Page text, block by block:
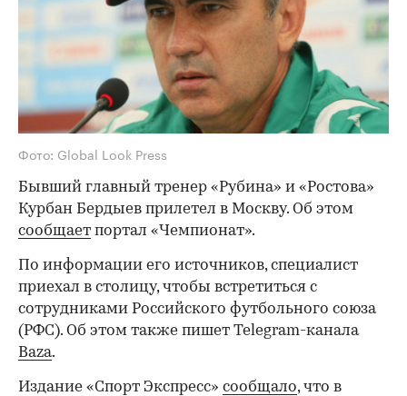
Фото: Global Look Press
Бывший главный тренер «Рубина» и «Ростова»
Курбан Бердыев прилетел в Москву. Об этом
сообщает портал «Чемпионат».
По информации его источников, специалист
приехал в столицу, чтобы встретиться с
сотрудниками Российского футбольного союза
(РФС). Об этом также пишет Telegram-канала
Baza.
Издание «Спорт Экспресс» сообщало, что в